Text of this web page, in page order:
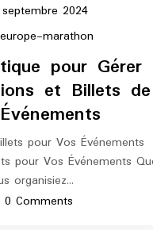
2024
septembre
marathon
europe-
marathon
pour Gérer
et Billets de
pour Vos Événements
pour Vos Événements
organisiez…
0 Comments